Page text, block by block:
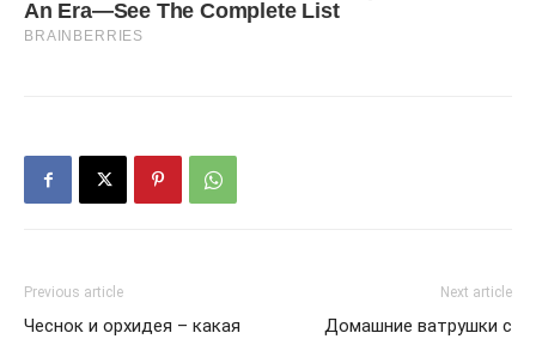
Previous article
Чеснок и орхидея – какая
Next article
Домашние ватрушки с